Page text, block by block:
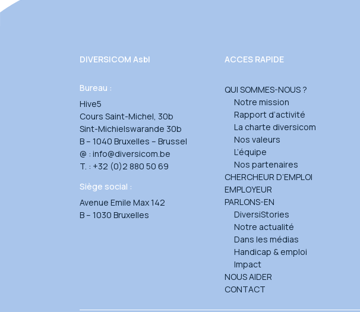
DIVERSICOM Asbl
Bureau :
Hive5
Cours Saint-Michel, 30b
Sint-Michielswarande 30b
B – 1040 Bruxelles – Brussel
@ : info@diversicom.be
T. : +32 (0)2 880 50 69
Siège social :
Avenue Emile Max 142
B – 1030 Bruxelles
ACCES RAPIDE
QUI SOMMES-NOUS ?
Notre mission
Rapport d’activité
La charte diversicom
Nos valeurs
L’équipe
Nos partenaires
CHERCHEUR D’EMPLOI
EMPLOYEUR
PARLONS-EN
DiversiStories
Notre actualité
Dans les médias
Handicap & emploi
Impact
NOUS AIDER
CONTACT